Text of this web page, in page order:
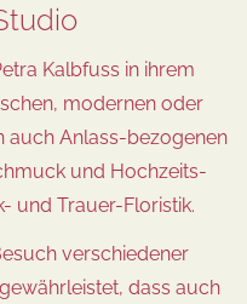
Kalbfuss in ihrem
modernen oder
auch Anlass-bezogenen
und Hochzeits-
und Trauer-Floristik.
verschiedener
dass auch